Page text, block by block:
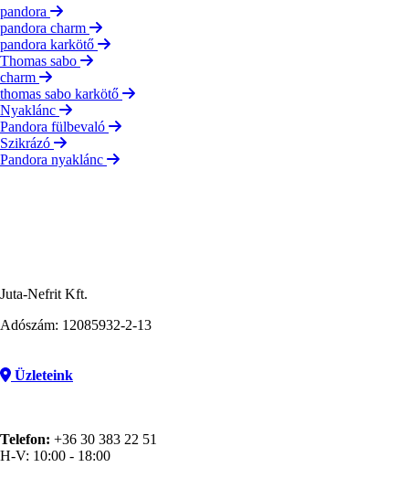
pandora
pandora charm
pandora karkötő
Thomas sabo
charm
thomas sabo karkötő
Nyaklánc
Pandora fülbevaló
Szikrázó
Pandora nyaklánc
Juta-Nefrit Kft.
Adószám: 12085932-2-13
Üzleteink
Telefon: +36 30 383 22 51
H-V: 10:00 - 18:00